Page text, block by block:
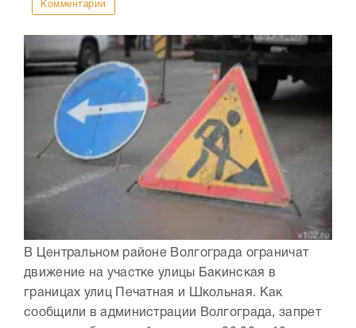
Комментарии
В Центральном районе Волгограда ограничат
движение на участке улицы Бакинская в
границах улиц Печатная и Школьная. Как
сообщили в администрации Волгограда, запрет